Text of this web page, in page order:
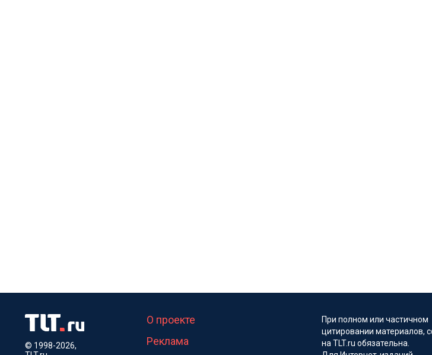
© 1998-2026,
О проекте
Реклама
При полном или частичном
цитировании материалов,
на TLT.ru обязательна.